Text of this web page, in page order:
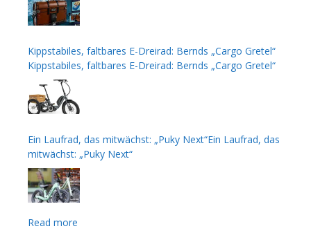
Kippstabiles, faltbares E-Dreirad: Bernds „Cargo Gretel“
Kippstabiles, faltbares E-Dreirad: Bernds „Cargo Gretel“
Ein Laufrad, das mitwächst: „Puky Next“Ein Laufrad, das
mitwächst: „Puky Next“
Read more